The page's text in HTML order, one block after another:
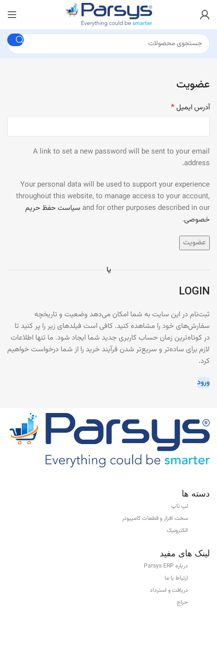
عضویت
آدرس ایمیل*
A link to set a new password will be sent to your email
address.
Your personal data will be used to support your experience
throughout this website, to manage access to your account,
and for other purposes described in our سیاست حفظ حریم
خصوصی.
عضویت
یا
LOGIN
ثبت‌نام در این سایت به شما امکان می‌دهد وضعیت و تاریخچه
سفارش‌های خود را مشاهده کنید. کافی است فیلدهای زیر را پر کنید تا
در کوتاه‌ترین زمان حساب کاربری جدید شما ایجاد شود. ما تنها اطلاعات
لازم برای ساده‌تر و سریع‌تر شدن فرآیند خرید را از شما درخواست خواهیم
کرد.
ورود
دسته ها
لپ تاپ
سخت افزار و قطعات کامپیوتر
الکترونیک
لینک های مفید
درباره Parsys ERP
ارتباط با ما
دریافت و استرداد
حراج